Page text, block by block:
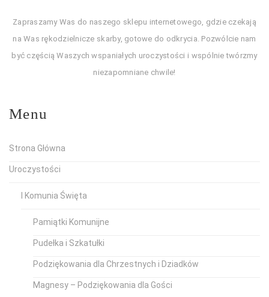
Zapraszamy Was do naszego sklepu internetowego, gdzie czekają
na Was rękodzielnicze skarby, gotowe do odkrycia. Pozwólcie nam
być częścią Waszych wspaniałych uroczystości i wspólnie twórzmy
niezapomniane chwile!
Menu
Strona Główna
Uroczystości
I Komunia Święta
Pamiątki Komunijne
Pudełka i Szkatułki
Podziękowania dla Chrzestnych i Dziadków
Magnesy – Podziękowania dla Gości